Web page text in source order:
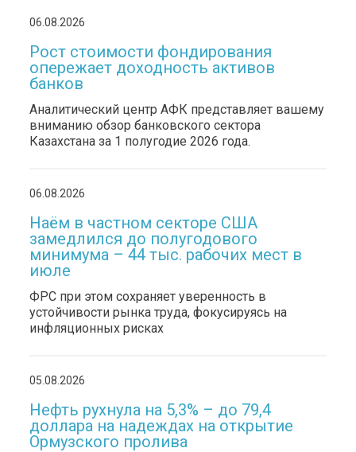
06.08.2026
Рост стоимости фондирования
опережает доходность активов
банков
Аналитический центр АФК представляет вашему
вниманию обзор банковского сектора
Казахстана за 1 полугодие 2026 года.
06.08.2026
Наём в частном секторе США
замедлился до полугодового
минимума – 44 тыс. рабочих мест в
июле
ФРС при этом сохраняет уверенность в
устойчивости рынка труда, фокусируясь на
инфляционных рисках
05.08.2026
Нефть рухнула на 5,3% – до 79,4
доллара на надеждах на открытие
Ормузского пролива